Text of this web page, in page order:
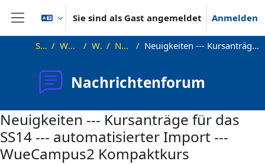
Zum Hauptinhalt
Website-Übersicht
Sie sind als Gast angemeldet Anmelden
Startseite Was ist WueCampus WueCampus Nachrichtenforum Neuigkeiten --- Kursanträge für das SS14 --- automatisierter Import --- WueCampus2 Kompaktkurs
Nachrichtenforum
Neuigkeiten --- Kursanträge für das
SS14 --- automatisierter Import ---
WueCampus2 Kompaktkurs